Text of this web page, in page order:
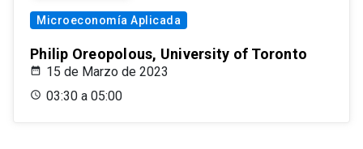
Microeconomía Aplicada
Philip Oreopolous, University of Toronto
15 de Marzo de 2023
03:30 a 05:00